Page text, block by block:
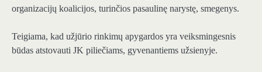
organizacijų koalicijos, turinčios pasaulinę narystę, smegenys.
Teigiama, kad užjūrio rinkimų apygardos yra veiksmingesnis
būdas atstovauti JK piliečiams, gyvenantiems užsienyje.